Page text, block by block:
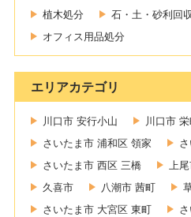
植木処分
石・土・砂利回収
オフィス用品処分
エリアカテゴリ
川口市 安行小山 川口市
さいたま市 浦和区 領家
さいたま市 西区 三橋
上
久喜市
八潮市 茜町
さいたま市 大宮区 東町